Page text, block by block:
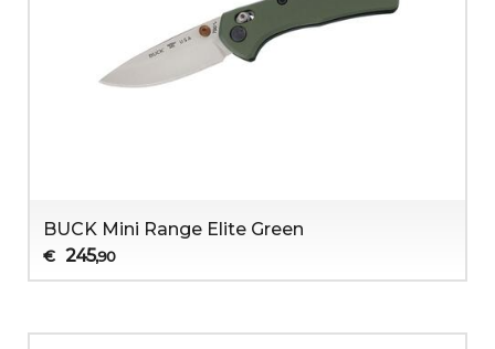
BUCK Mini Range Elite Green
€ 245,90